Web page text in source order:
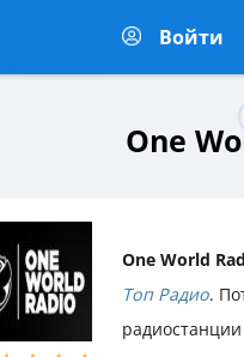
Войти
One
One World
Топ Радио.
радиостанции